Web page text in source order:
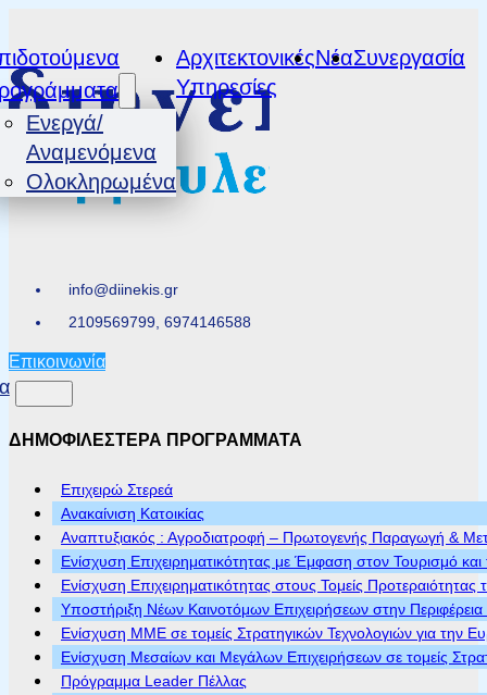
info@diinekis.gr
2109569799, 6974146588
Επικοινωνία
Ενεργά/
Αναμενόμενα
Ολοκληρωμένα
Αρχιτεκτονικές
Υπηρεσίες
ΝέαΣυνεργασία
ΔΗΜΟΦΙΛΕΣΤΕΡΑ ΠΡΟΓΡΑΜΜΑΤΑ
Επιχειρώ Στερεά
Ανακαίνιση Κατοικίας
Αναπτυξιακός : Αγροδιατροφή – Πρωτογενής Παραγωγή &
Ενίσχυση Επιχειρηματικότητας με Έμφαση στον Τουρισμό
Ενίσχυση Επιχειρηματικότητας στους Τομείς Προτεραιότητας
Υποστήριξη Νέων Καινοτόμων Επιχειρήσεων στην
Ενίσχυση ΜΜΕ σε τομείς Στρατηγικών Τεχνολογιών για την
Ενίσχυση Μεσαίων και Μεγάλων Επιχειρήσεων σε τομείς
Πρόγραμμα Leader Πέλλας